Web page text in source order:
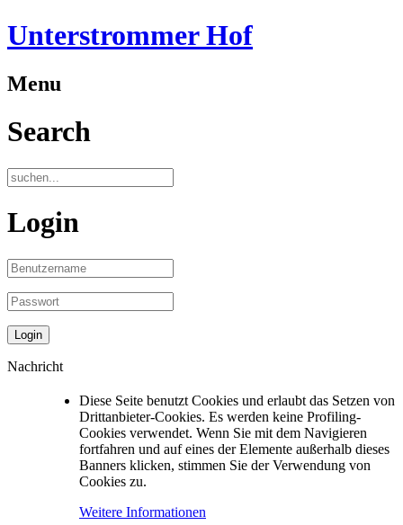
Unterstrommer Hof
Menu
Search
Login
Nachricht
Diese Seite benutzt Cookies und erlaubt das Setzen von
Drittanbieter-Cookies. Es werden keine Profiling-
Cookies verwendet. Wenn Sie mit dem Navigieren
fortfahren und auf eines der Elemente außerhalb dieses
Banners klicken, stimmen Sie der Verwendung von
Cookies zu.
Weitere Informationen